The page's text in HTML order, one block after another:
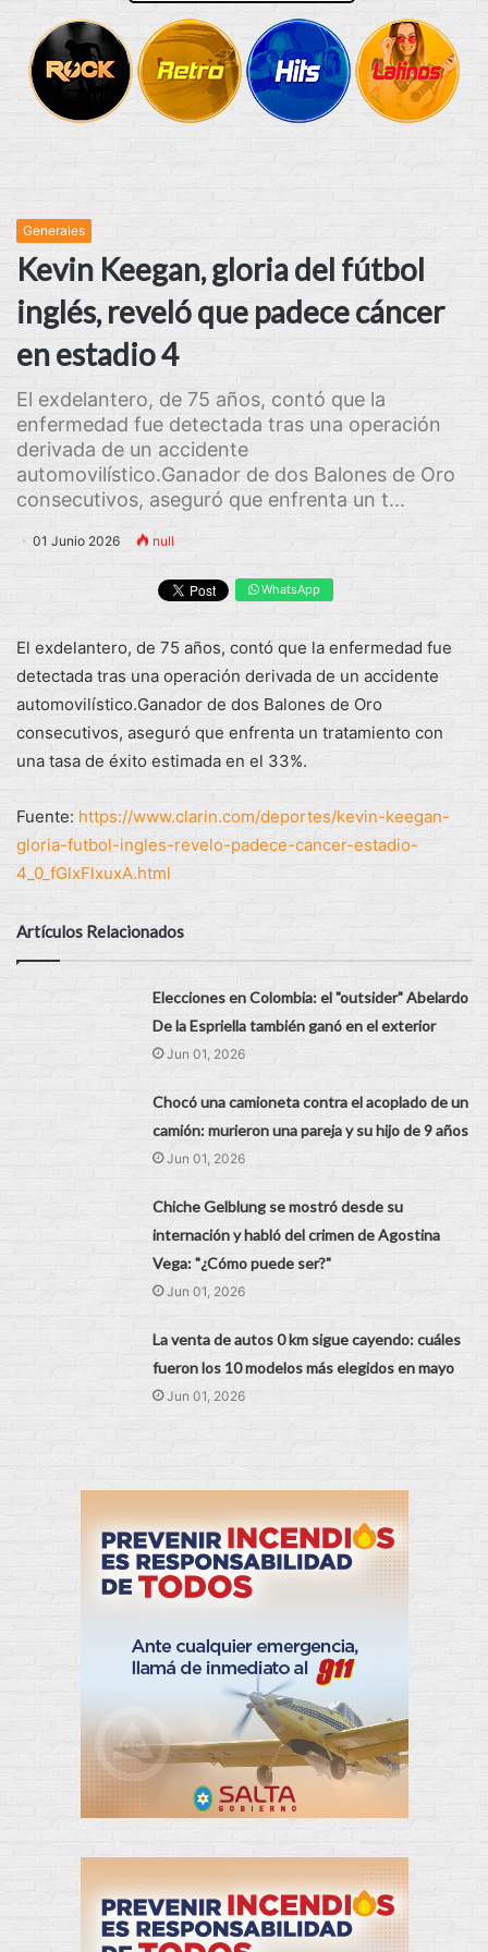
Generales
Kevin Keegan, gloria del fútbol
inglés, reveló que padece cáncer
en estadio 4
El exdelantero, de 75 años, contó que la
enfermedad fue detectada tras una operación
derivada de un accidente
automovilístico.Ganador de dos Balones de Oro
consecutivos, aseguró que enfrenta un t...
01 Junio 2026 null
WhatsApp
El exdelantero, de 75 años, contó que la enfermedad fue
detectada tras una operación derivada de un accidente
automovilístico.Ganador de dos Balones de Oro
consecutivos, aseguró que enfrenta un tratamiento con
una tasa de éxito estimada en el 33%.
Fuente: https://www.clarin.com/deportes/kevin-keegan-
gloria-futbol-ingles-revelo-padece-cancer-estadio-
4_0_fGlxFlxuxA.html
Artículos Relacionados
Elecciones en Colombia: el "outsider" Abelardo
De la Espriella también ganó en el exterior
Jun 01, 2026
Chocó una camioneta contra el acoplado de un
camión: murieron una pareja y su hijo de 9 años
Jun 01, 2026
Chiche Gelblung se mostró desde su
internación y habló del crimen de Agostina
Vega: "¿Cómo puede ser?"
Jun 01, 2026
La venta de autos 0 km sigue cayendo: cuáles
fueron los 10 modelos más elegidos en mayo
Jun 01, 2026